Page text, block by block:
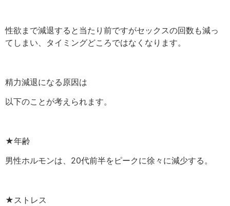
性欲まで減退すると当たり前ですがセックスの回数も減っ
てしまい、タイミングどころではなくなります。
精力減退になる原因は
以下のことが考えられます。
★年齢
男性ホルモンは、20代前半をピークに徐々に減少する。
★ストレス